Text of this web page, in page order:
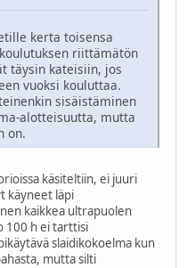
kerta toisensa
riittämätön
täysin kateisiin, jos
vuoksi kouluttaa.
sisäistäminen
alotteisuutta, mutta
on.
käsiteltiin, ei juuri
käyneet läpi
kaikkea ultrapuolen
100 h ei tarttisi
slaidikokoelma kun
mutta silti